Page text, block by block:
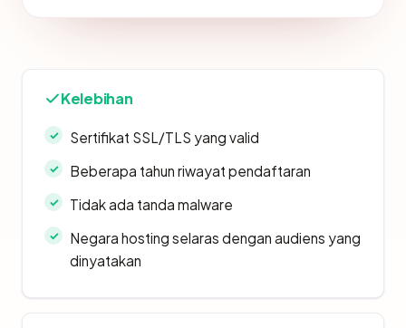
Kelebihan
Sertifikat SSL/TLS yang valid
Beberapa tahun riwayat pendaftaran
Tidak ada tanda malware
Negara hosting selaras dengan audiens yang
dinyatakan